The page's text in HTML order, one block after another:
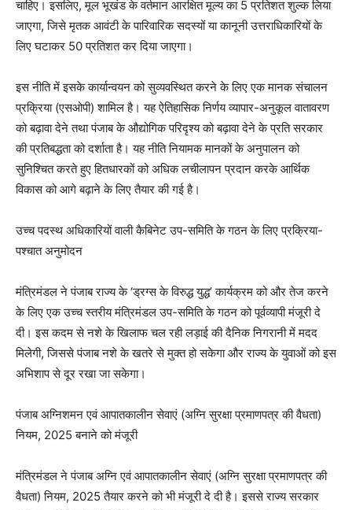
चाहिए। इसलिए, मूल भूखंड के वर्तमान आरक्षित मूल्य का 5 प्रतिशत शुल्क लिया
जाएगा, जिसे मृतक आवंटी के पारिवारिक सदस्यों या कानूनी उत्तराधिकारियों के
लिए घटाकर 50 प्रतिशत कर दिया जाएगा।
इस नीति में इसके कार्यान्वयन को सुव्यवस्थित करने के लिए एक मानक संचालन
प्रक्रिया (एसओपी) शामिल है। यह ऐतिहासिक निर्णय व्यापार-अनुकूल वातावरण
को बढ़ावा देने तथा पंजाब के औद्योगिक परिदृश्य को बढ़ावा देने के प्रति सरकार
की प्रतिबद्धता को दर्शाता है। यह नीति नियामक मानकों के अनुपालन को
सुनिश्चित करते हुए हितधारकों को अधिक लचीलापन प्रदान करके आर्थिक
विकास को आगे बढ़ाने के लिए तैयार की गई है।
उच्च पदस्थ अधिकारियों वाली कैबिनेट उप-समिति के गठन के लिए प्रक्रिया-
पश्चात अनुमोदन
मंत्रिमंडल ने पंजाब राज्य के ‘ड्रग्स के विरुद्ध युद्ध’ कार्यक्रम को और तेज करने
के लिए एक उच्च स्तरीय मंत्रिमंडल उप-समिति के गठन को पूर्वव्यापी मंजूरी दे
दी। इस कदम से नशे के खिलाफ चल रही लड़ाई की दैनिक निगरानी में मदद
मिलेगी, जिससे पंजाब नशे के खतरे से मुक्त हो सकेगा और राज्य के युवाओं को इस
अभिशाप से दूर रखा जा सकेगा।
पंजाब अग्निशमन एवं आपातकालीन सेवाएं (अग्नि सुरक्षा प्रमाणपत्र की वैधता)
नियम, 2025 बनाने को मंजूरी
मंत्रिमंडल ने पंजाब अग्नि एवं आपातकालीन सेवाएं (अग्नि सुरक्षा प्रमाणपत्र की
वैधता) नियम, 2025 तैयार करने को भी मंजूरी दे दी है। इससे राज्य सरकार